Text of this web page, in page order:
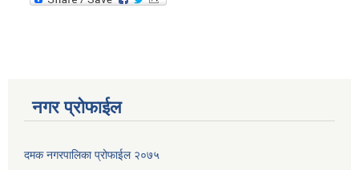
नगर प्रोफाईल
दमक नगरपालिका प्रोफाईल २०७५